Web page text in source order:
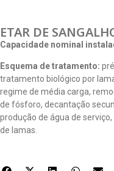
ETAR DE
Capacidade nominal
Esquema de tratamento:
tratamento biológico por
regime de média carga,
de fósforo, decantação
produção de água de
de lamas.